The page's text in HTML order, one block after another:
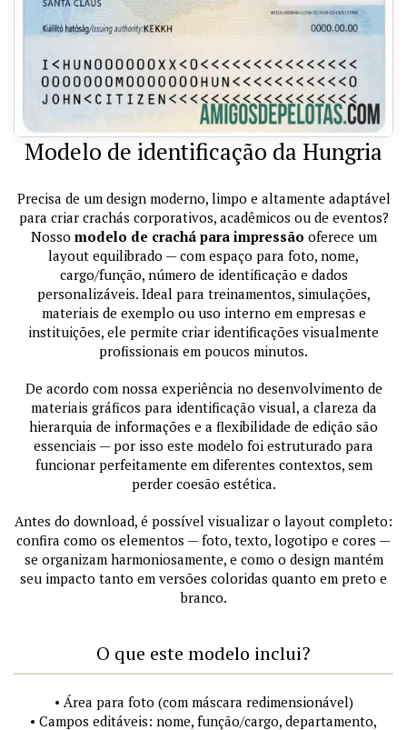
Modelo de identificação da Hungria
Precisa de um design moderno, limpo e altamente adaptável
para criar crachás corporativos, acadêmicos ou de eventos?
Nosso modelo de crachá para impressão oferece um
layout equilibrado — com espaço para foto, nome,
cargo/função, número de identificação e dados
personalizáveis. Ideal para treinamentos, simulações,
materiais de exemplo ou uso interno em empresas e
instituições, ele permite criar identificações visualmente
profissionais em poucos minutos.
De acordo com nossa experiência no desenvolvimento de
materiais gráficos para identificação visual, a clareza da
hierarquia de informações e a flexibilidade de edição são
essenciais — por isso este modelo foi estruturado para
funcionar perfeitamente em diferentes contextos, sem
perder coesão estética.
Antes do download, é possível visualizar o layout completo:
confira como os elementos — foto, texto, logotipo e cores —
se organizam harmoniosamente, e como o design mantém
seu impacto tanto em versões coloridas quanto em preto e
branco.
O que este modelo inclui?
• Área para foto (com máscara redimensionável)
• Campos editáveis: nome, função/cargo, departamento,